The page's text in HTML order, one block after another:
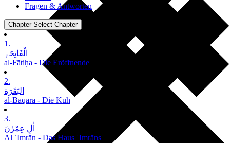
Fragen & Antworten
Chapter Select Chapter
1.
الْفَاتِحَۃِ
al-Fātiḥa - Die Eröffnende
2.
البَقَرَة
al-Baqara - Die Kuh
3.
اٰلِ عِمْرٰنَ
Āl ʿImrān - Das Haus ʿImrāns